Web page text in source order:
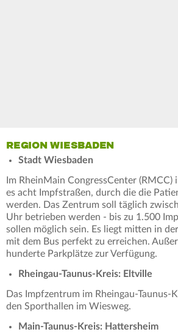
REGION WIESBADEN
Stadt Wiesbaden
Im RheinMain CongressCenter
es acht Impfstraßen, durch die die
werden. Das Zentrum soll täglich
Uhr betrieben werden - bis zu 1.500
sollen möglich sein. Es liegt mitten in
mit dem Bus perfekt zu erreichen.
hunderte Parkplätze zur Verfügung.
Rheingau-Taunus-Kreis: Eltville
Das Impfzentrum im Rheingau-Taunus-
den Sporthallen im Wiesweg.
Main-Taunus-Kreis: Hattersheim